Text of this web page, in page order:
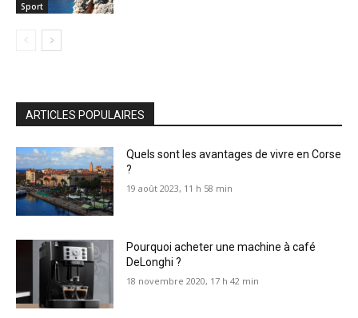
Sport
ARTICLES POPULAIRES
Quels sont les avantages de vivre en Corse
?
19 août 2023, 11 h 58 min
Pourquoi acheter une machine à café
DeLonghi ?
18 novembre 2020, 17 h 42 min